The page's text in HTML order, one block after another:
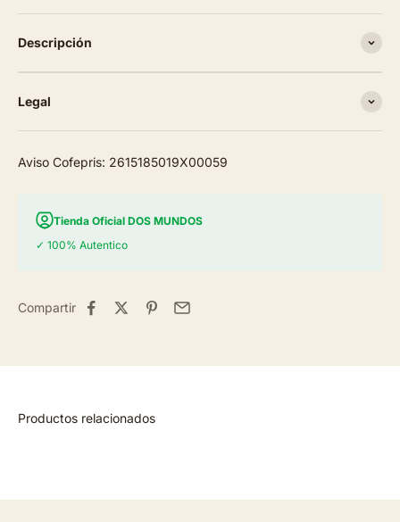
Descripción
Legal
Aviso Cofepris: 2615185019X00059
Tienda Oficial DOS MUNDOS
✓ 100% Autentico
Compartir